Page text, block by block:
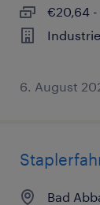
€20,64
6. August
Bad